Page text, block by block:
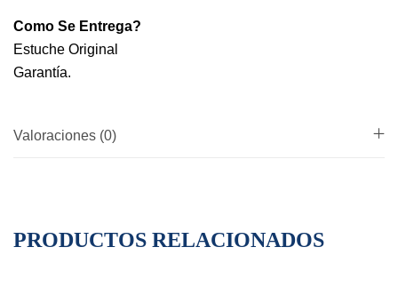
Como Se Entrega?
Estuche Original
Garantía.
Valoraciones (0)
PRODUCTOS RELACIONADOS